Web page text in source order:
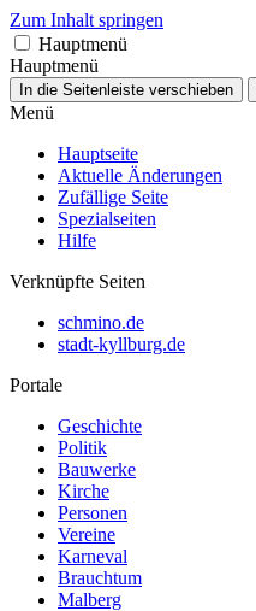
Zum Inhalt springen
Hauptmenü
Hauptmenü
In die Seitenleiste verschieben
Menü
Hauptseite
Aktuelle Änderungen
Zufällige Seite
Spezialseiten
Hilfe
Verknüpfte Seiten
schmino.de
stadt-kyllburg.de
Portale
Geschichte
Politik
Bauwerke
Kirche
Personen
Vereine
Karneval
Brauchtum
Malberg